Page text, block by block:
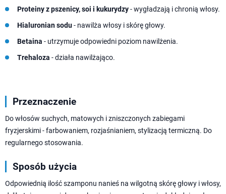
Proteiny z pszenicy, soi i kukurydzy- wygładzają i chronią włosy.
Hialuronian sodu- nawilża włosy i skórę głowy.
Betaina - utrzymuje odpowiedni poziom nawilżenia.
Trehaloza - działa nawilżająco.
Przeznaczenie
Do włosów suchych, matowych i zniszczonych zabiegami
fryzjerskimi - farbowaniem, rozjaśnianiem, stylizacją termiczną. Do
regularnego stosowania.
Sposób użycia
Odpowiednią ilość szamponu nanieś na wilgotną skórę głowy i włosy,